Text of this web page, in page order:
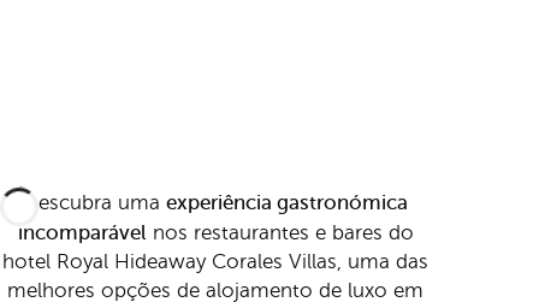
Descubra umaexperiência gastronómica
incomparável nos restaurantes e bares do
hotel Royal Hideaway Corales Villas, uma das
melhores opções de alojamento de luxo em